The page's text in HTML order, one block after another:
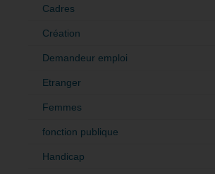
Cadres
Création
Demandeur emploi
Etranger
Femmes
fonction publique
Handicap